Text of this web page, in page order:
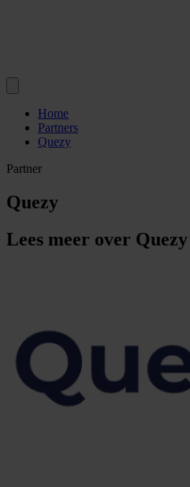
Home
Partners
Quezy
Partner
Quezy
Lees meer over Quezy